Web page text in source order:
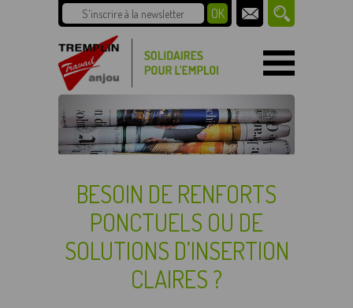
BESOIN DE RENFORTS
PONCTUELS OU DE
SOLUTIONS D’INSERTION
CLAIRES ?